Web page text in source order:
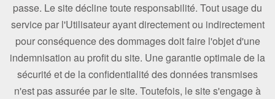
passe. Le site décline toute responsabilité. Tout usage du
service par l'Utilisateur ayant directement ou indirectement
pour conséquence des dommages doit faire l'objet d'une
indemnisation au profit du site. Une garantie optimale de la
sécurité et de la confidentialité des données transmises
n'est pas assurée par le site. Toutefois, le site s'engage à